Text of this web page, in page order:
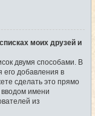
моих друзей и
двумя способами. В
его добавления в
сделать это прямо
имени
из